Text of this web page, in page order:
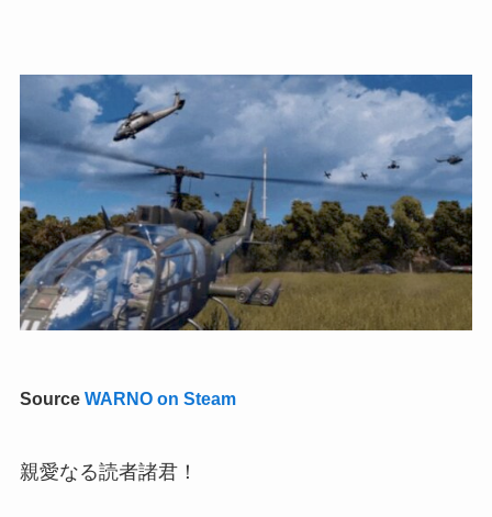
Source WARNO on Steam
親愛なる読者諸君！